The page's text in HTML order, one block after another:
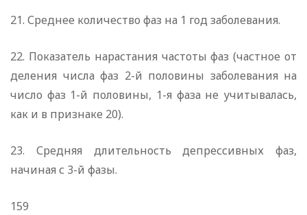
21. Среднее количество фаз на 1 год заболевания.
22. Показатель нарастания частоты фаз (частное от
деления числа фаз 2-й половины заболевания на
число фаз 1-й половины, 1-я фаза не учитывалась,
как и в признаке 20).
23. Средняя длительность депрессивных фаз,
начиная с 3-й фазы.
159